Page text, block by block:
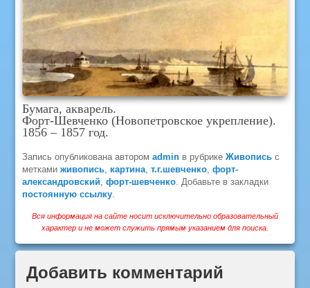
Бумага, акварель.
Форт-Шевченко (Новопетровское укрепление).
1856 – 1857 год.
Запись опубликована авторомadmin в рубрикеЖивопись с
меткамиживопись, картина,т.г.шевченко,форт-
александровский,форт-шевченко. Добавьте в закладки
постоянную ссылку.
Вся информация на сайте носит исключительно образовательный
характер и не может служить прямым указанием для поиска.
Добавить комментарий